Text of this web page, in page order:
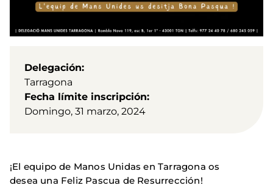
Delegación
Tarragona
Fecha límite inscripción
Domingo, 31 marzo, 2024
¡El equipo de Manos Unidas en Tarragona os
desea una Feliz Pascua de Resurrección!